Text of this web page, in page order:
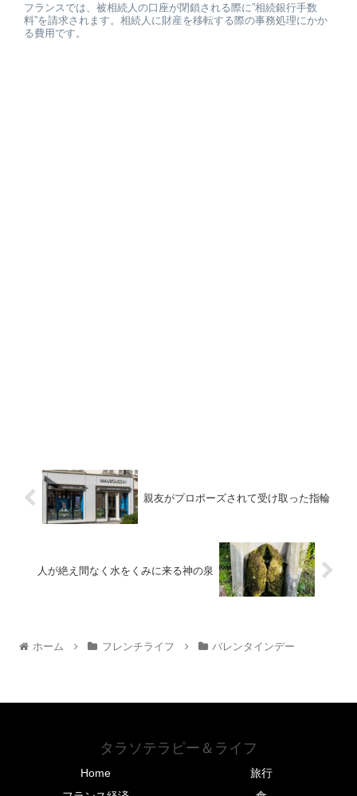
フランスでは、被相続人の口座が閉鎖される際に”相続銀行手数
料”を請求されます。相続人に財産を移転する際の事務処理にかか
る費用です。
親友がプロポーズされて受け取った指輪
人が絶え間なく水をくみに来る神の泉
ホーム フレンチライフ バレンタインデー
タラソテラピー＆ライフ
Home
旅行